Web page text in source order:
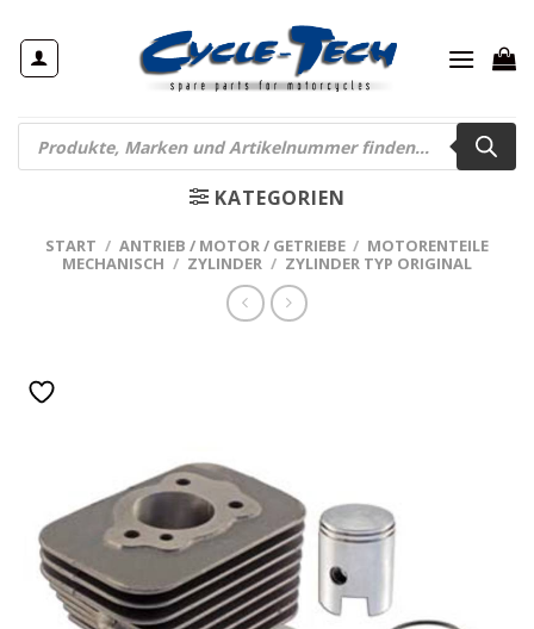
Inhalt
springen
Products
search
KATEGORIEN
START / ANTRIEB / MOTOR / GETRIEBE / MOTORENTEILE
MECHANISCH / ZYLINDER / ZYLINDER TYP ORIGINAL